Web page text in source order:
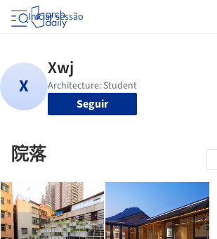
Iniciar sessão
Seguir
院落